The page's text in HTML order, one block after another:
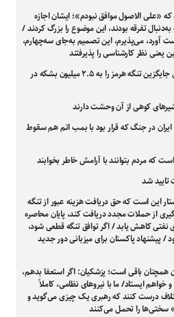
«علی الاصول موافق نبودم»؛ ایشان اجازه
تفرقه بودند، این موضوع را بزرگ کردند /
آورد، می‌پذیرم، این تصمیم به‌جای سه‌چهارم،
وزیر انرژی ترکیه: ظرفیت مسیر نفتی جایگزین تنگه هرمز را به ۲.۵ میلیون بشکه در
کوهی از آن وحشت دارند
در جنگ که قرار بود با بمب اتم هم سقوط
که مردم بتوانند با آرامش خاطر بخوابند
تایید شد
این است که حق دریافت هزینه عبور از تنگه
از حملات مجدد دریافت کند، پایان محاصره
نفتی کاهش یابد / اگر توافق تنگه قطعی شود،
پاکستان برای میزبانی دور جدید
همچنان باقی است؛ پزشکیان: اگر استعفا بدهم،
ایستاد/ ما با نیروهای نظامی، کاملاً
درست کنند که رهبری یک چیزی می‌گوید و
سختی‌ها را تحمل می‌کنند